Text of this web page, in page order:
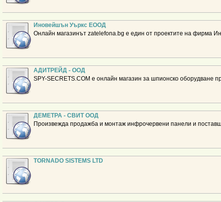
Иновейшън Уъркс ЕООД
Онлайн магазинът zatelefona.bg е един от проектите на фирма
АДИТРЕЙД - ООД
SPY-SECRETS.COM е онлайн магазин за шпионско оборудване
ДЕМЕТРА - СВИТ ООД
Произвежда продажба и монтаж инфрочервени панели и
TORNADO SISTEMS LTD